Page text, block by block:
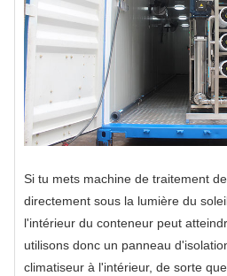
Si tu mets machine de traitement
directement sous la lumière du
l'intérieur du conteneur peut
utilisons donc un panneau
climatiseur à l'intérieur, de sorte